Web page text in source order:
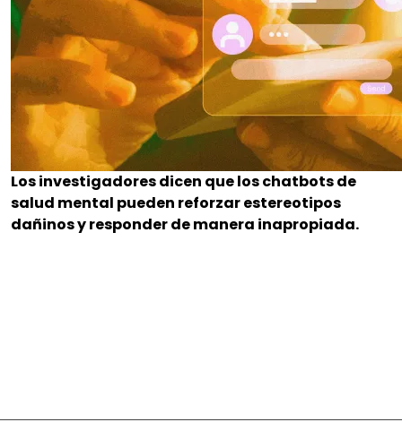
Los investigadores dicen que los chatbots de
salud mental pueden reforzar estereotipos
dañinos y responder de manera inapropiada.